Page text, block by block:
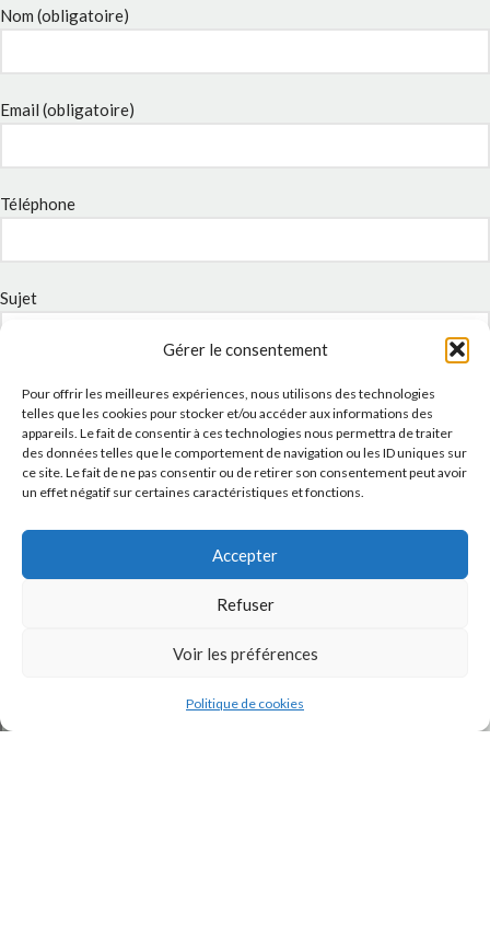
Gérer le consentement
Pour offrir les meilleures expériences, nous utilisons des technologies
telles que les cookies pour stocker et/ou accéder aux informations des
appareils. Le fait de consentir à ces technologies nous permettra de traiter
des données telles que le comportement de navigation ou les ID uniques sur
ce site. Le fait de ne pas consentir ou de retirer son consentement peut avoir
un effet négatif sur certaines caractéristiques et fonctions.
Accepter
Refuser
Voir les préférences
Politique de cookies
Nom (obligatoire)
Email (obligatoire)
Téléphone
Sujet
Message
Politique de confidentialitéde ce site.